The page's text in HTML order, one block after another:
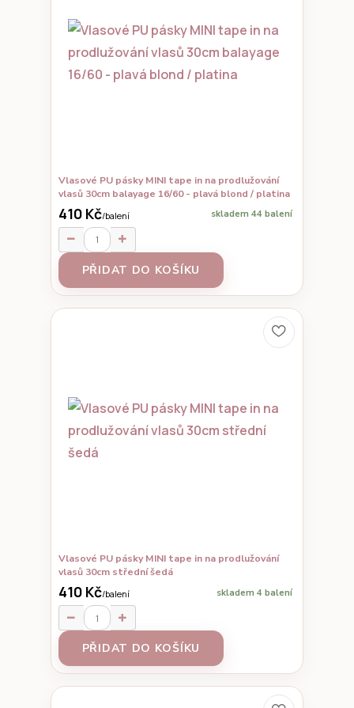
Vlasové PU pásky MINI tape in na prodlužování
vlasů 30cm balayage 16/60 - plavá blond / platina
410 Kč/balení skladem 44 balení
PŘIDAT DO KOŠÍKU
Vlasové PU pásky MINI tape in na prodlužování
vlasů 30cm střední šedá
410 Kč/balení skladem 4 balení
PŘIDAT DO KOŠÍKU